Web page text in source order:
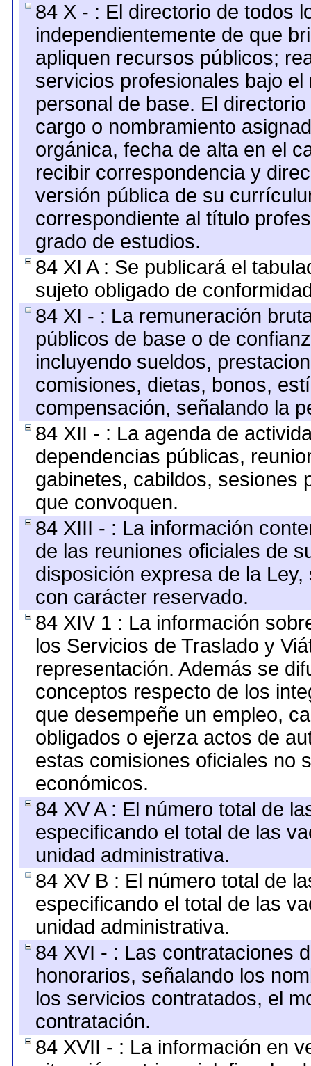
84 X - : El directorio de todos
independientemente de que
apliquen recursos públicos;
servicios profesionales bajo
personal de base. El
cargo o nombramiento
orgánica, fecha de alta en el
recibir correspondencia y
versión pública de su
correspondiente al título
grado de estudios.
84 XI A : Se publicará el
sujeto obligado de
84 XI - : La remuneración
públicos de base o de
incluyendo sueldos,
comisiones, dietas, bonos,
compensación, señalando la
84 XII - : La agenda de
dependencias públicas,
gabinetes, cabildos, sesiones
que convoquen.
84 XIII - : La información
de las reuniones oficiales de
disposición expresa de la
con carácter reservado.
84 XIV 1 : La información
los Servicios de Traslado y
representación. Además se
conceptos respecto de los
que desempeñe un empleo,
obligados o ejerza actos de
estas comisiones oficiales no
económicos.
84 XV A : El número total de
especificando el total de las
unidad administrativa.
84 XV B : El número total de
especificando el total de las
unidad administrativa.
84 XVI - : Las contrataciones
honorarios, señalando los
los servicios contratados, el
contratación.
84 XVII - : La información en